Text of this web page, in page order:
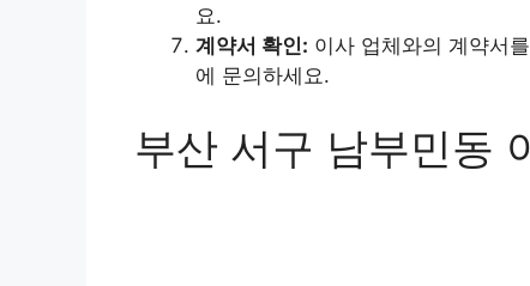
요.
계약서 확인: 이사 업체와의 계약서
에 문의하세요.
부산 서구 남부민동